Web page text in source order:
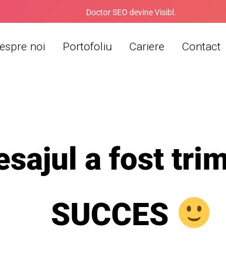
Doctor SEO devine Visibl.
noi Portofoliu Cariere Contact
a fost
SUCCES